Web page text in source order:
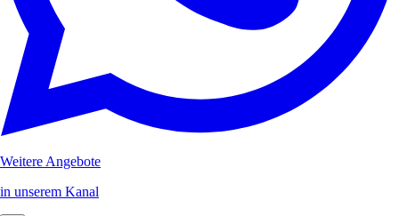
Weitere Angebote
in unserem Kanal